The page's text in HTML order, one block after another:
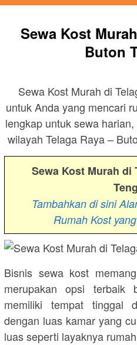
Sewa Kost
Buton
Sewa Kost Murah di
untuk Anda yang mencari
lengkap untuk sewa
wilayah Telaga Raya –
Sewa Kost Murah di
Tambahkan di sini
Rumah Kost
Bisnis sewa kost
merupakan opsi terbaik
memiliki tempat tinggal
dengan luas kamar yang
luas seperti layaknya